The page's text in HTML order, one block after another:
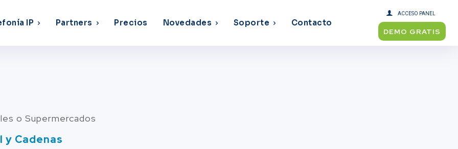
IP Partners Precios Novedades Soporte Contacto
ACCESO PANEL
DEMO GRATIS
o Supermercados
Cadenas